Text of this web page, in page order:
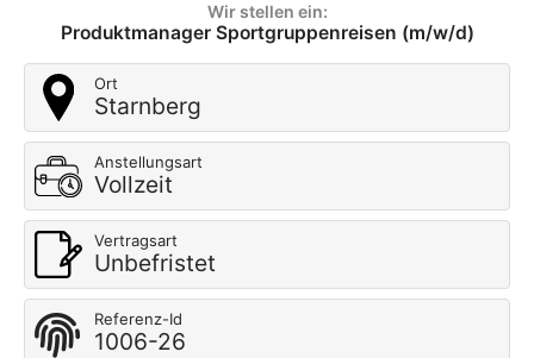
Wir stellen ein:
Produktmanager Sportgruppenreisen (m/w/d)
Ort
Starnberg
Anstellungsart
Vollzeit
Vertragsart
Unbefristet
Referenz-Id
1006-26